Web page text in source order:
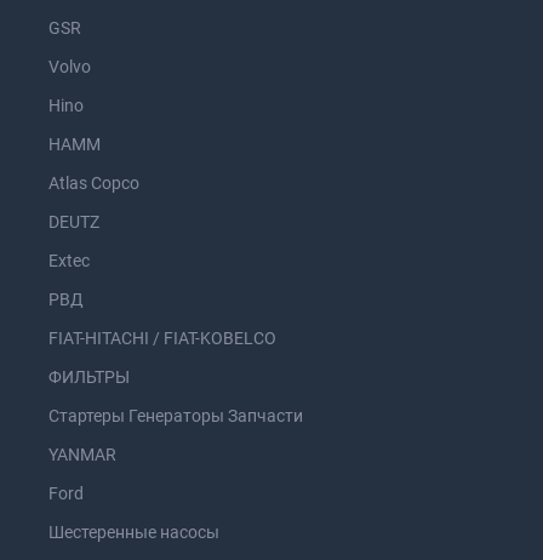
GSR
Volvo
Hino
HAMM
Atlas Copco
DEUTZ
Extec
РВД
FIAT-HITACHI / FIAT-KOBELCO
ФИЛЬТРЫ
Стартеры Генераторы Запчасти
YANMAR
Ford
Шестеренные насосы